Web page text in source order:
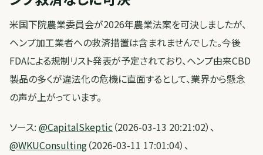
米国下院農業委員会が2026年農業法案を可決しましたが、
ヘンプ加工業者への救済措置は含まれませんでした。今後
FDAによる規制リスト発表が予定されており、ヘンプ由来CBD
製品の多くが違法化の危機に直面するとして、業界から懸念
の声が上がっています。
ソース: @CapitalSkeptic（2026-03-13 20:21:02）、
@WKUConsulting（2026-03-11 17:01:04）、